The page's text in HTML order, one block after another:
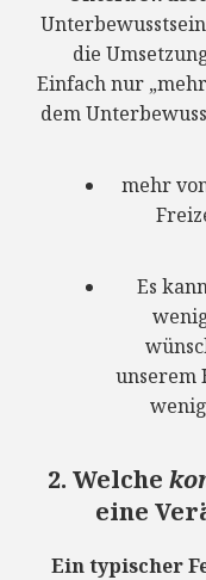
die
Einfach nur
dem
mehr
Es
unserem
2. Welche
eine
Ein typischer